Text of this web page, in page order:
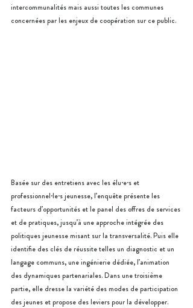
intercommunalités mais aussi toutes les communes
concernées par les enjeux de coopération sur ce public.
Basée sur des entretiens avec les élu·e·s et
professionnel·le·s jeunesse, l’enquête présente les
facteurs d’opportunités et le panel des offres de services
et de pratiques, jusqu’à une approche intégrée des
politiques jeunesse misant sur la transversalité. Puis elle
identifie des clés de réussite telles un diagnostic et un
langage communs, une ingénierie dédiée, l’animation
des dynamiques partenariales. Dans une troisième
partie, elle dresse la variété des modes de participation
des jeunes et propose des leviers pour la développer.